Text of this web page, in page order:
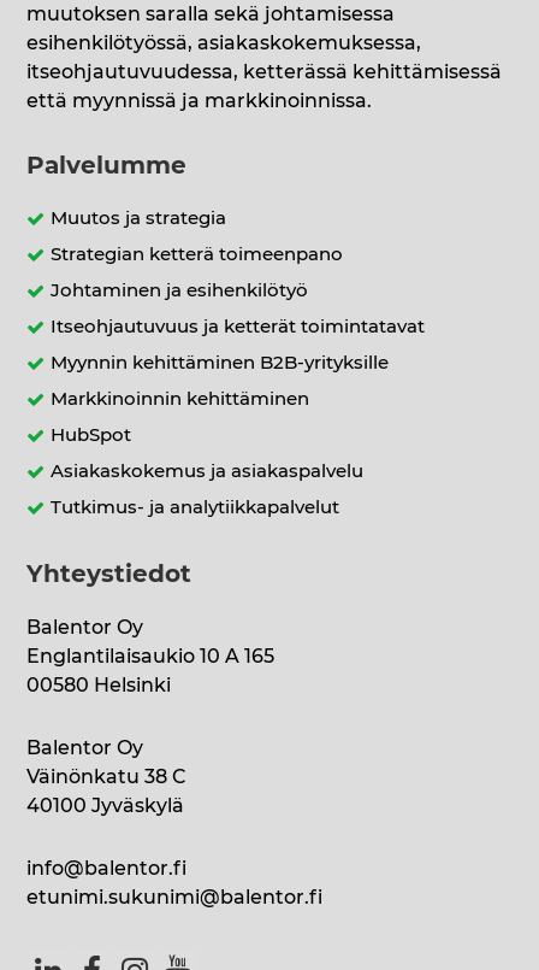
muutoksen saralla sekä johtamisessa
esihenkilötyössä, asiakaskokemuksessa,
itseohjautuvuudessa, ketterässä kehittämisessä
että myynnissä ja markkinoinnissa.
Palvelumme
Muutos ja strategia
Strategian ketterä toimeenpano
Johtaminen ja esihenkilötyö
Itseohjautuvuus ja ketterät toimintatavat
Myynnin kehittäminen B2B-yrityksille
Markkinoinnin kehittäminen
HubSpot
Asiakaskokemus ja asiakaspalvelu
Tutkimus- ja analytiikkapalvelut
Yhteystiedot
Balentor Oy
Englantilaisaukio 10 A 165
00580 Helsinki
Balentor Oy
Väinönkatu 38 C
40100 Jyväskylä
info@balentor.fi
etunimi.sukunimi@balentor.fi